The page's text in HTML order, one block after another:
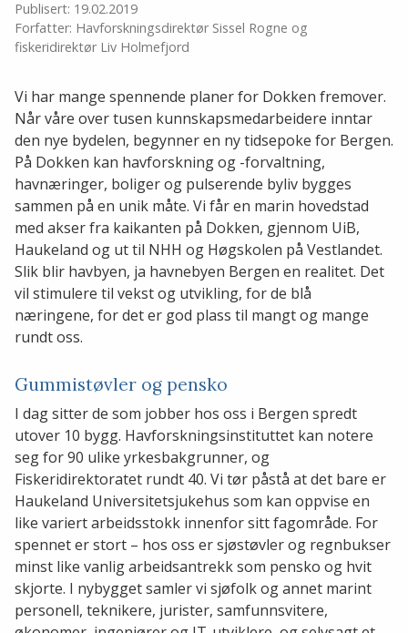
Publisert: 19.02.2019
Forfatter: Havforskningsdirektør Sissel Rogne og
fiskeridirektør Liv Holmefjord
Vi har mange spennende planer for Dokken fremover.
Når våre over tusen kunnskapsmedarbeidere inntar
den nye bydelen, begynner en ny tidsepoke for Bergen.
På Dokken kan havforskning og -forvaltning,
havnæringer, boliger og pulserende byliv bygges
sammen på en unik måte. Vi får en marin hovedstad
med akser fra kaikanten på Dokken, gjennom UiB,
Haukeland og ut til NHH og Høgskolen på Vestlandet.
Slik blir havbyen, ja havnebyen Bergen en realitet. Det
vil stimulere til vekst og utvikling, for de blå
næringene, for det er god plass til mangt og mange
rundt oss.
Gummistøvler og pensko
I dag sitter de som jobber hos oss i Bergen spredt
utover 10 bygg. Havforskningsinstituttet kan notere
seg for 90 ulike yrkesbakgrunner, og
Fiskeridirektoratet rundt 40. Vi tør påstå at det bare er
Haukeland Universitetsjukehus som kan oppvise en
like variert arbeidsstokk innenfor sitt fagområde. For
spennet er stort – hos oss er sjøstøvler og regnbukser
minst like vanlig arbeidsantrekk som pensko og hvit
skjorte. I nybygget samler vi sjøfolk og annet marint
personell, teknikere, jurister, samfunnsvitere,